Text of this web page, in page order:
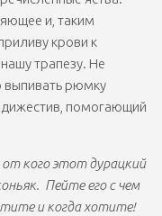
и, таким
крови к
трапезу. Не
выпивать рюмку
дижестив, помогающий
кого этот дурацкий
Пейте его с чем
и когда хотите!